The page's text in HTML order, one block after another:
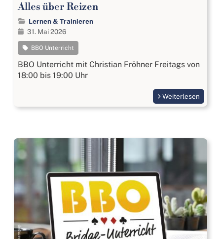
Alles über Reizen
Lernen & Trainieren
31. Mai 2026
BBO Unterricht
BBO Unterricht mit Christian Fröhner Freitags von
18:00 bis 19:00 Uhr
Weiterlesen